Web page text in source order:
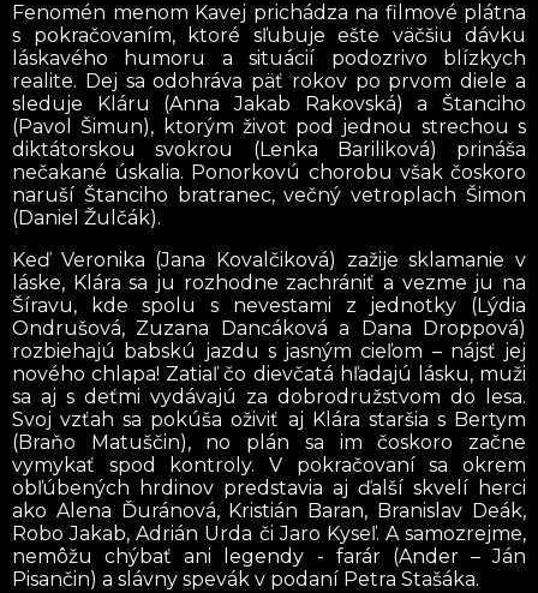
Fenomén menom Kavej prichádza na filmové plátna
s pokračovaním, ktoré sľubuje ešte väčšiu dávku
láskavého humoru a situácií podozrivo blízkych
realite. Dej sa odohráva päť rokov po prvom diele a
sleduje Kláru (Anna Jakab Rakovská) a Štanciho
(Pavol Šimun), ktorým život pod jednou strechou s
diktátorskou svokrou (Lenka Bariliková) prináša
nečakané úskalia. Ponorkovú chorobu však čoskoro
naruší Štanciho bratranec, večný vetroplach Šimon
(Daniel Žulčák).
Keď Veronika (Jana Kovalčiková) zažije sklamanie v
láske, Klára sa ju rozhodne zachrániť a vezme ju na
Šíravu, kde spolu s nevestami z jednotky (Lýdia
Ondrušová, Zuzana Dancáková a Dana Droppová)
rozbiehajú babskú jazdu s jasným cieľom – nájsť jej
nového chlapa! Zatiaľ čo dievčatá hľadajú lásku, muži
sa aj s deťmi vydávajú za dobrodružstvom do lesa.
Svoj vzťah sa pokúša oživiť aj Klára staršia s Bertym
(Braňo Matuščin), no plán sa im čoskoro začne
vymykať spod kontroly. V pokračovaní sa okrem
obľúbených hrdinov predstavia aj ďalší skvelí herci
ako Alena Ďuránová, Kristián Baran, Branislav Deák,
Robo Jakab, Adrián Urda či Jaro Kyseľ. A samozrejme,
nemôžu chýbať ani legendy - farár (Ander – Ján
Pisančin) a slávny spevák v podaní Petra Stašáka.